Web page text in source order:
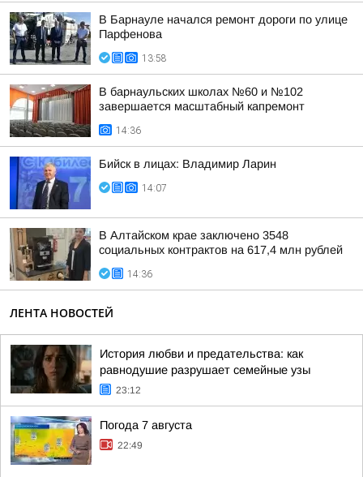
В Барнауле начался ремонт дороги по улице
Парфенова
13:58
В барнаульских школах №60 и №102
завершается масштабный капремонт
14:36
Бийск в лицах: Владимир Ларин
14:07
В Алтайском крае заключено 3548
социальных контрактов на 617,4 млн рублей
14:36
ЛЕНТА НОВОСТЕЙ
История любви и предательства: как
равнодушие разрушает семейные узы
23:12
Погода 7 августа
22:49